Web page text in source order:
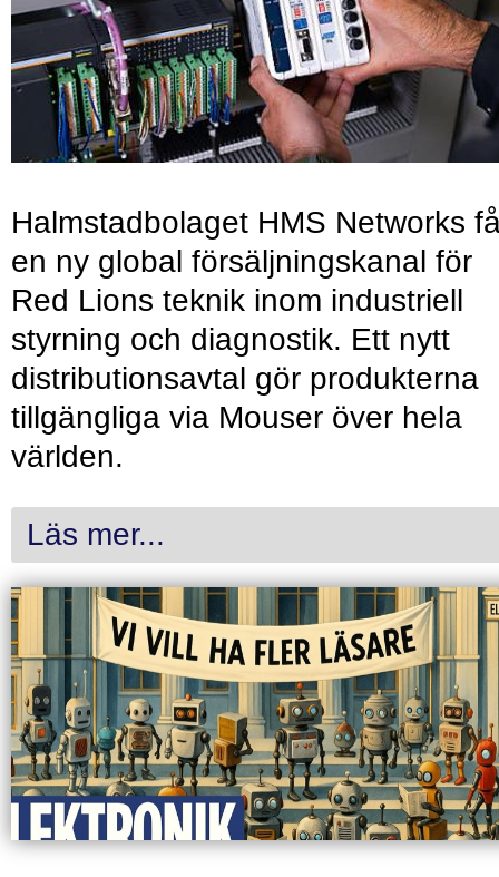
Halmstadbolaget HMS Networks
en ny global försäljningskanal för
Red Lions teknik inom industriell
styrning och diagnostik. Ett nytt
distributionsavtal gör produkterna
tillgängliga via Mouser över hela
världen.
Läs mer...